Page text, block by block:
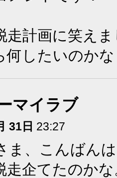
走計画に笑え
何したいのか
マイラブ
31日 23:27
ま、こんばん
走企てたのか